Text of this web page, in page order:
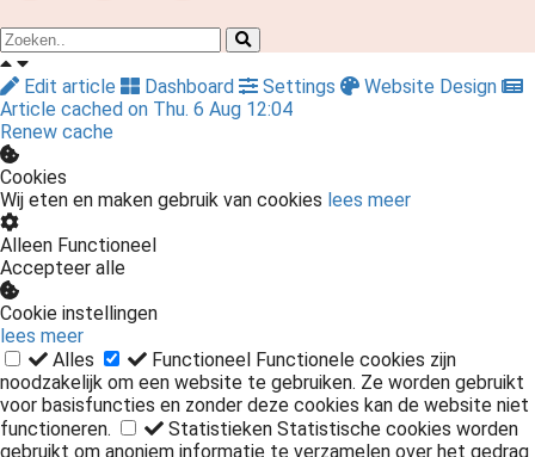
Edit article Dashboard Settings
Website Design
Article cached on Thu. 6 Aug 12:04
Renew cache
Cookies
Wij eten en maken gebruik van cookies lees meer
Alleen Functioneel
Accepteer alle
Cookie instellingen
lees meer
Alles
Functioneel Functionele cookies zijn
noodzakelijk om een website te gebruiken. Ze worden gebruikt
voor basisfuncties en zonder deze cookies kan de website niet
functioneren.
Statistieken Statistische cookies worden
gebruikt om anoniem informatie te verzamelen over het gedrag